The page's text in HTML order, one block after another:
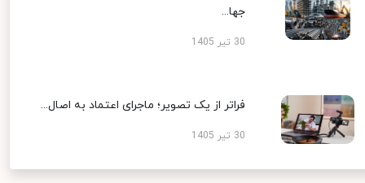
جها...
30 تیر 1405
فراتر از یک تصویر؛ ماجرای اعتماد به اصال...
30 تیر 1405